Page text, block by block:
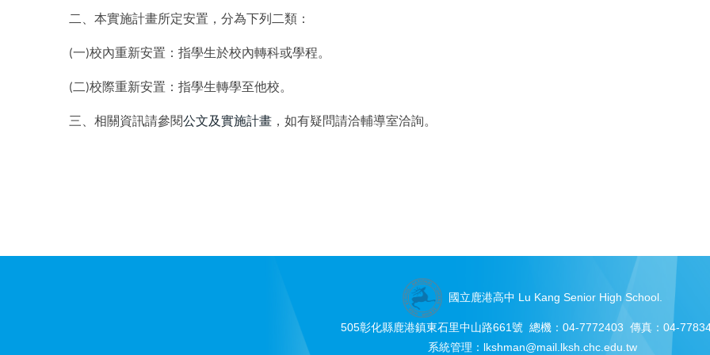
二、本實施計畫所定安置，分為下列二類：
(一)校內重新安置：指學生於校內轉科或學程。
(二)校際重新安置：指學生轉學至他校。
三、相關資訊請參閱公文及實施計畫 ，如有疑問請洽輔導室洽詢。
國立鹿港高中 Lu Kang Senior High School.
505彰化縣鹿港鎮東石里中山路661號 總機：04-7772403 傳真：04-
系統管理： lkshman@mail.lksh.chc.edu.tw